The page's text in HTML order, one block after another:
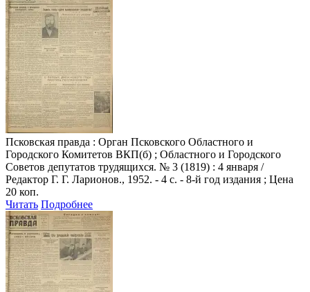
Псковская правда : Орган Псковского Областного и
Городского Комитетов ВКП(б) ; Областного и Городского
Советов депутатов трудящихся. № 3 (1819) : 4 января /
Редактор Г. Г. Ларионов., 1952. - 4 с. - 8-й год издания ; Цена
20 коп.
Читать Подробнее